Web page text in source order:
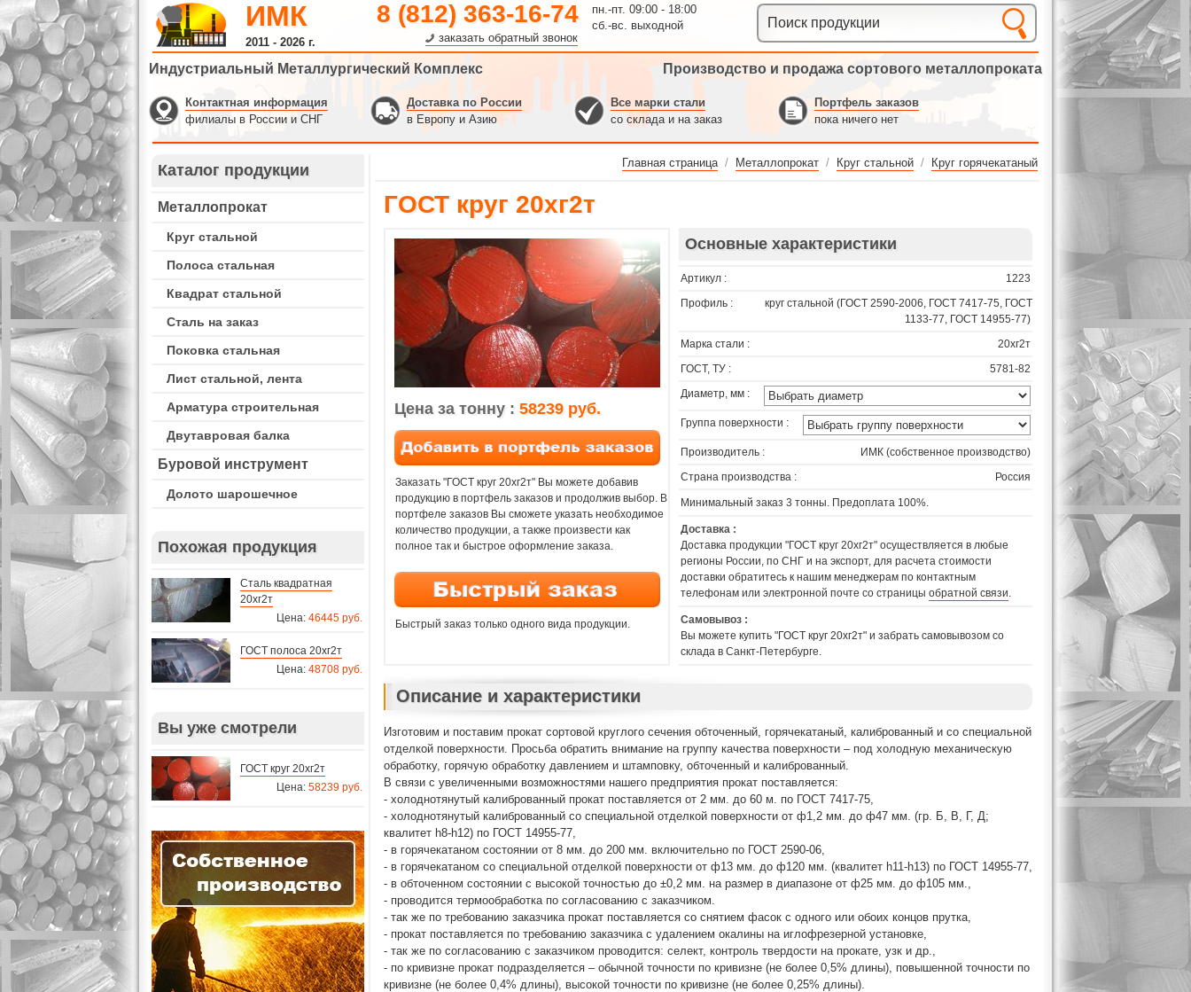
ИМК
2011 - 2026 г.
8 (812) 363-16-74
заказать обратный звонок
пн.-пт. 09:00 - 18:00
сб.-вс. выходной
Индустриальный Металлургический Комплекс Производство и продажа сортового металлопроката
Контактная информация
филиалы в России и СНГ
Доставка по России
в Европу и Азию
Все марки стали
со склада и на заказ
Портфель заказов
пока ничего нет
Каталог продукции
Металлопрокат
Круг стальной
Полоса стальная
Квадрат стальной
Сталь на заказ
Поковка стальная
Лист стальной, лента
Арматура строительная
Двутавровая балка
Буровой инструмент
Долото шарошечное
Похожая продукция
Сталь квадратная
20хг2т
Цена: 46445 руб.
ГОСТ полоса 20хг2т
Цена: 48708 руб.
Вы уже смотрели
ГОСТ круг 20хг2т
Цена: 58239 руб.
Главная страница / Металлопрокат / Круг стальной / Круг горячекатаный
ГОСТ круг 20хг2т
Цена за тонну : 58239 руб.
Заказать "ГОСТ круг 20хг2т" Вы можете добавив
продукцию в портфель заказов и продолжив выбор. В
портфеле заказов Вы сможете указать необходимое
количество продукции, а также произвести как
полное так и быстрое оформление заказа.
Быстрый заказ только одного вида продукции.
Основные характеристики
Артикул :
1223
Профиль :
круг стальной (ГОСТ 2590-2006, ГОСТ 7417-75, ГОСТ
1133-77, ГОСТ 14955-77)
Марка стали :
20хг2т
ГОСТ, ТУ :
5781-82
Диаметр, мм :
Группа поверхности :
Производитель :
ИМК (собственное производство)
Страна производства :
Россия
Минимальный заказ 3 тонны. Предоплата 100%.
Доставка :
Доставка продукции "ГОСТ круг 20хг2т" осуществляется в любые
регионы России, по СНГ и на экспорт, для расчета стоимости
доставки обратитесь к нашим менеджерам по контактным
телефонам или электронной почте со страницы обратной связи.
Самовывоз :
Вы можете купить "ГОСТ круг 20хг2т" и забрать самовывозом со
склада в Санкт-Петербурге.
Описание и характеристики
Изготовим и поставим прокат сортовой круглого сечения обточенный, горячекатаный, калиброванный и со специальной
отделкой поверхности. Просьба обратить внимание на группу качества поверхности – под холодную механическую
обработку, горячую обработку давлением и штамповку, обточенный и калиброванный.
В связи с увеличенными возможностями нашего предприятия прокат поставляется:
- холоднотянутый калиброванный прокат поставляется от 2 мм. до 60 м. по ГОСТ 7417-75,
- холоднотянутый калиброванный со специальной отделкой поверхности от ф1,2 мм. до ф47 мм. (гр. Б, В, Г, Д;
квалитет h8-h12) по ГОСТ 14955-77,
- в горячекатаном состоянии от 8 мм. до 200 мм. включительно по ГОСТ 2590-06,
- в горячекатаном со специальной отделкой поверхности от ф13 мм. до ф120 мм. (квалитет h11-h13) по ГОСТ 14955-77,
- в обточенном состоянии с высокой точностью до ±0,2 мм. на размер в диапазоне от ф25 мм. до ф105 мм.,
- проводится термообработка по согласованию с заказчиком.
- так же по требованию заказчика прокат поставляется со снятием фасок с одного или обоих концов прутка,
- прокат поставляется по требованию заказчика с удалением окалины на иглофрезерной установке,
- так же по согласованию с заказчиком проводится: селект, контроль твердости на прокате, узк и др.,
- по кривизне прокат подразделяется – обычной точности по кривизне (не более 0,5% длины), повышенной точности по
кривизне (не более 0,4% длины), высокой точности по кривизне (не более 0,25% длины).